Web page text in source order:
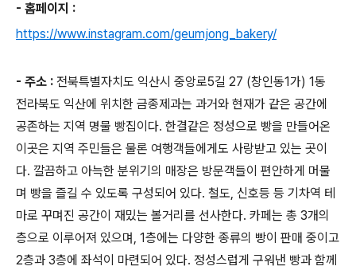
- 홈페이지 :
https://www.instagram.com/geumjong_bakery/
- 주소 : 전북특별자치도 익산시 중앙로5길 27 (창인동1가) 1동
전라북도 익산에 위치한 금종제과는 과거와 현재가 같은 공간에
공존하는 지역 명물 빵집이다. 한결같은 정성으로 빵을 만들어온
이곳은 지역 주민들은 물론 여행객들에게도 사랑받고 있는 곳이
다. 깔끔하고 아늑한 분위기의 매장은 방문객들이 편안하게 머물
며 빵을 즐길 수 있도록 구성되어 있다. 철도, 신호등 등 기차역 테
마로 꾸며진 공간이 재밌는 볼거리를 선사한다. 카페는 총 3개의
층으로 이루어져 있으며, 1층에는 다양한 종류의 빵이 판매 중이고
2층과 3층에 좌석이 마련되어 있다. 정성스럽게 구워낸 빵과 함께